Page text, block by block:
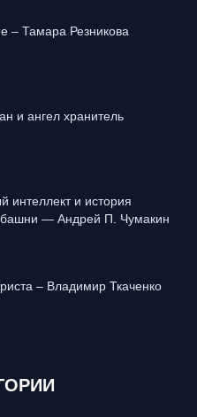
– Тамара Резникова
и ангел хранитель
интеллект и история
башни — Андрей П. Чумакин
– Владимир Ткаченко